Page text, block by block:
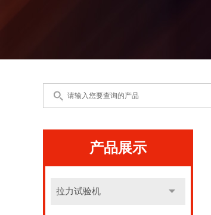
产品展示
拉力试验机